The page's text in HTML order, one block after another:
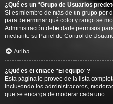
¿Qué es un “Grupo de Usuarios
Si es miembro de más de un grupo por
para determinar qué color y rango se
Administración debe darle permisos
mediante su Panel de Control de
Arriba
¿Qué es el enlace “El equipo”?
Esta página le provee de la lista
incluyendo los administradores,
que se encarga de moderar cada uno.